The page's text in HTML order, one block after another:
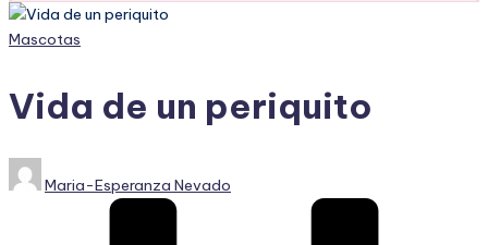
Publicado
Mascotas
Vida de un periquito
Publicado
por
Maria-Esperanza Nevado